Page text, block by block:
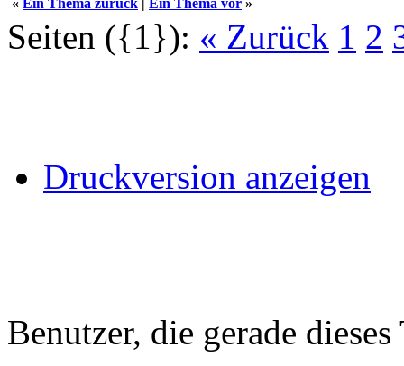
Seiten ({1}): « Zurück 1 2
Druckversion anzeigen
Benutzer, die gerade